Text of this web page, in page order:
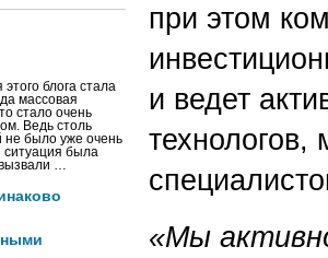
блога стала
массовая
стало очень
Ведь столь
было уже очень
ситуация была
…
при этом
и ведет
технологов,
«Мы